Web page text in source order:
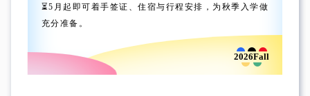
⏳5月起即可着手签证、住宿与行程安排，为秋季入学做
充分准备。
2026Fall